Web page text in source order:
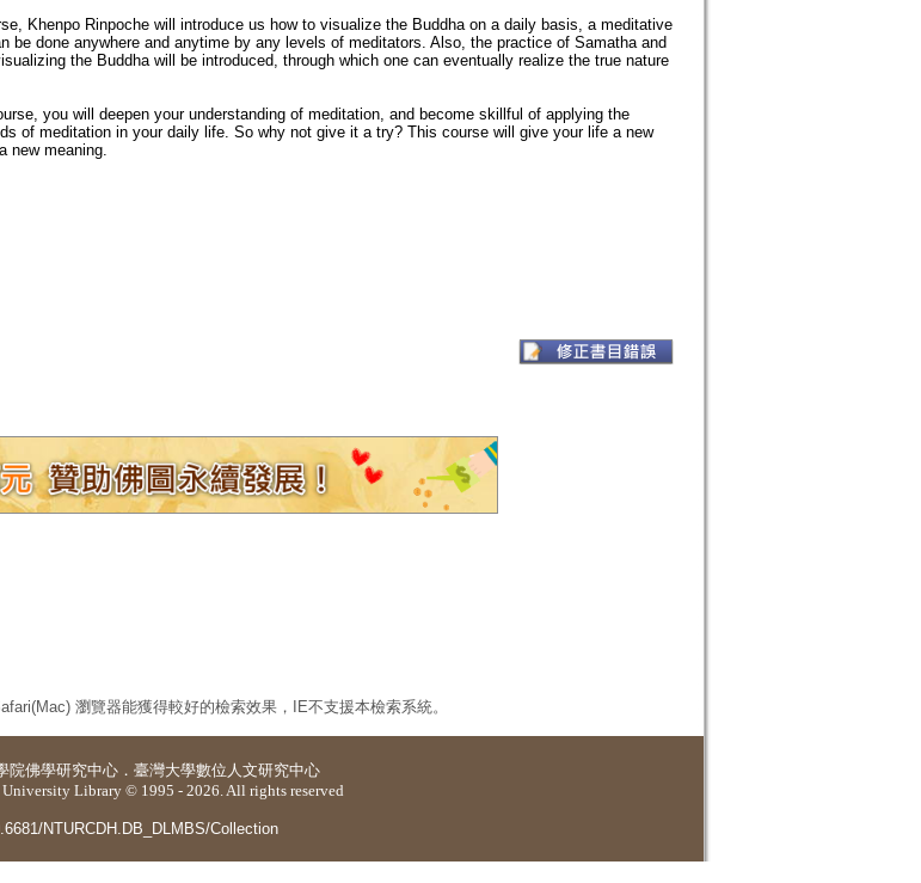
Khenpo Rinpoche will introduce us how to visualize the Buddha on a daily basis, a meditative
be done anywhere and anytime by any levels of meditators. Also, the practice of Samatha and
the Buddha will be introduced, through which one can eventually realize the true nature
you will deepen your understanding of meditation, and become skillful of applying the
of meditation in your daily life. So why not give it a try? This course will give your life a new
new meaning.
瀏覽器能獲得較好的檢索效果，IE不支援本檢索系統。
院佛學研究中心 ． 臺灣大學數位人文研究中心
Library © 1995 - 2026. All rights reserved
NTURCDH.DB_DLMBS/Collection